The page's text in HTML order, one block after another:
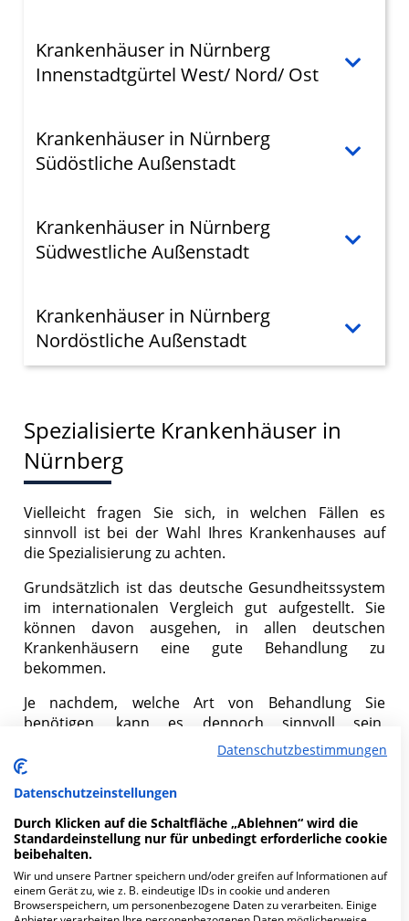
Krankenhäuser in Nürnberg
Innenstadtgürtel West/ Nord/ Ost
Krankenhäuser in Nürnberg
Südöstliche Außenstadt
Krankenhäuser in Nürnberg
Südwestliche Außenstadt
Krankenhäuser in Nürnberg
Nordöstliche Außenstadt
Spezialisierte Krankenhäuser in
Nürnberg
Vielleicht fragen Sie sich, in welchen Fällen es
sinnvoll ist bei der Wahl Ihres Krankenhauses auf
die Spezialisierung zu achten.
Grundsätzlich ist das deutsche Gesundheitssystem
im internationalen Vergleich gut aufgestellt. Sie
können davon ausgehen, in allen deutschen
Krankenhäusern eine gute Behandlung zu
bekommen.
Je nachdem, welche Art von Behandlung Sie
benötigen, kann es dennoch sinnvoll sein,
spezialisierte Kliniken zu wählen.
Besonders bei komplexeren Behandlungen oder
Operationen lohnt es sich, gezielt nach für dieses
Thema zertifizierten Medizinern zu suchen.
Beispiele für solche Eingriffe sind:
Künstliches Hüftgelenk
Datenschutzbestimmungen
Datenschutzeinstellungen
Durch Klicken auf die Schaltfläche „Ablehnen“ wird die
Standardeinstellung nur für unbedingt erforderliche cookie
beibehalten.
Wir und unsere Partner speichern und/oder greifen auf Informationen auf
einem Gerät zu, wie z. B. eindeutige IDs in cookie und anderen
Browserspeichern, um personenbezogene Daten zu verarbeiten. Einige